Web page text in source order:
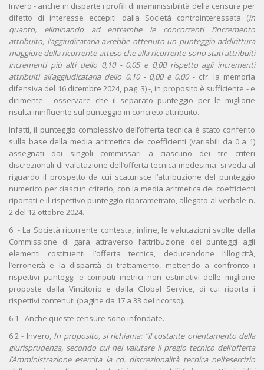
Invero - anche in disparte i profili di inammissibilità della censura per
difetto di interesse eccepiti dalla Società controinteressata (in
quanto, eliminando ad entrambe le concorrenti l’incremento
attribuito, l’aggiudicataria avrebbe ottenuto un punteggio addirittura
maggiore della ricorrente atteso che alla ricorrente sono stati attribuiti
incrementi più alti dello 0,10 - 0,05 e 0,00 rispetto agli incrementi
attribuiti all’aggiudicataria dello 0,10 - 0,00 e 0,00 - cfr. la memoria
difensiva del 16 dicembre 2024, pag. 3) -, in proposito è sufficiente - e
dirimente - osservare che il separato punteggio per le migliorie
risulta ininfluente sul punteggio in concreto attribuito.
Infatti, il punteggio complessivo dell’offerta tecnica è stato conferito
sulla base della media aritmetica dei coefficienti (variabili da 0 a 1)
assegnati dai singoli commissari a ciascuno dei tre criteri
discrezionali di valutazione dell’offerta tecnica medesima: si veda al
riguardo il prospetto da cui scaturisce l’attribuzione del punteggio
numerico per ciascun criterio, con la media aritmetica dei coefficienti
riportati e il rispettivo punteggio riparametrato, allegato al verbale n.
2 del 12 ottobre 2024.
6. - La Società ricorrente contesta, infine, le valutazioni svolte dalla
Commissione di gara attraverso l’attribuzione dei punteggi agli
elementi costituenti l’offerta tecnica, deducendone l’illogicità,
l’erroneità e la disparità di trattamento, mettendo a confronto i
rispettivi punteggi e computi metrici non estimativi delle migliorie
proposte dalla Vincitorio e dalla Global Service, di cui riporta i
rispettivi contenuti (pagine da 17 a 33 del ricorso).
6.1 - Anche queste censure sono infondate.
6.2 - Invero, In proposito, si richiama: “il costante orientamento della
giurisprudenza, secondo cui nel valutare il pregio tecnico dell’offerta
l’Amministrazione esercita la cd. discrezionalità tecnica nell’esercizio